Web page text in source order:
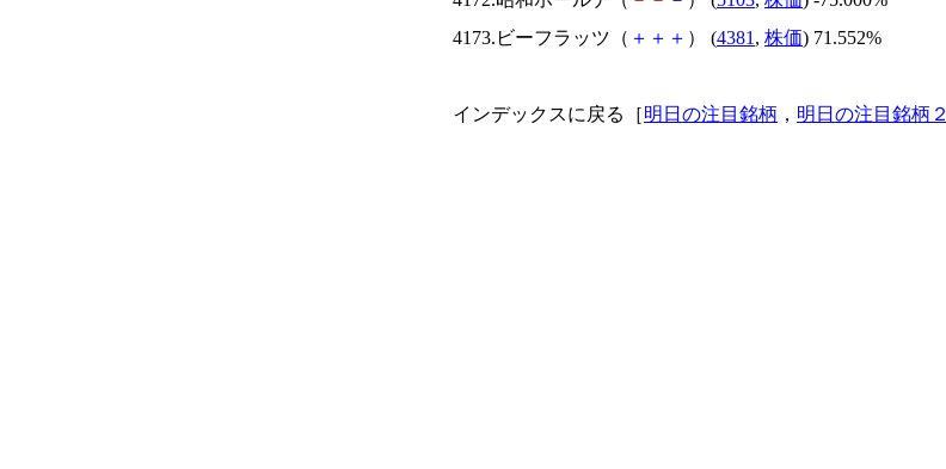
4173.ビーフラッツ（ ＋ ＋ ＋ ） (4381 , 株価) 71.552%
インデックスに戻る［明日の注目銘柄 ， 明日の注目銘柄２